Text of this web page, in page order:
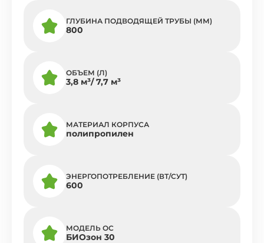
ГЛУБИНА ПОДВОДЯЩЕЙ ТРУБЫ (ММ)
800
ОБЪЕМ (Л)
3,8 м³/ 7,7 м³
МАТЕРИАЛ КОРПУСА
полипропилен
ЭНЕРГОПОТРЕБЛЕНИЕ (ВТ/СУТ)
600
МОДЕЛЬ ОС
БИОзон 30